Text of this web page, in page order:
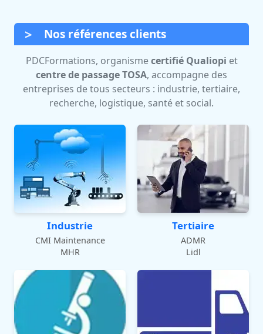
Nos références clients
PDCFormations, organismecertifié Qualiopi et
centre de passage TOSA, accompagne des
entreprises de tous secteurs : industrie, tertiaire,
recherche, logistique, santé et social.
Industrie
CMI Maintenance
MHR
Tertiaire
ADMR
Lidl